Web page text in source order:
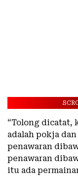
“Tolong dicatat,
adalah pokja
penawaran
penawaran
itu ada